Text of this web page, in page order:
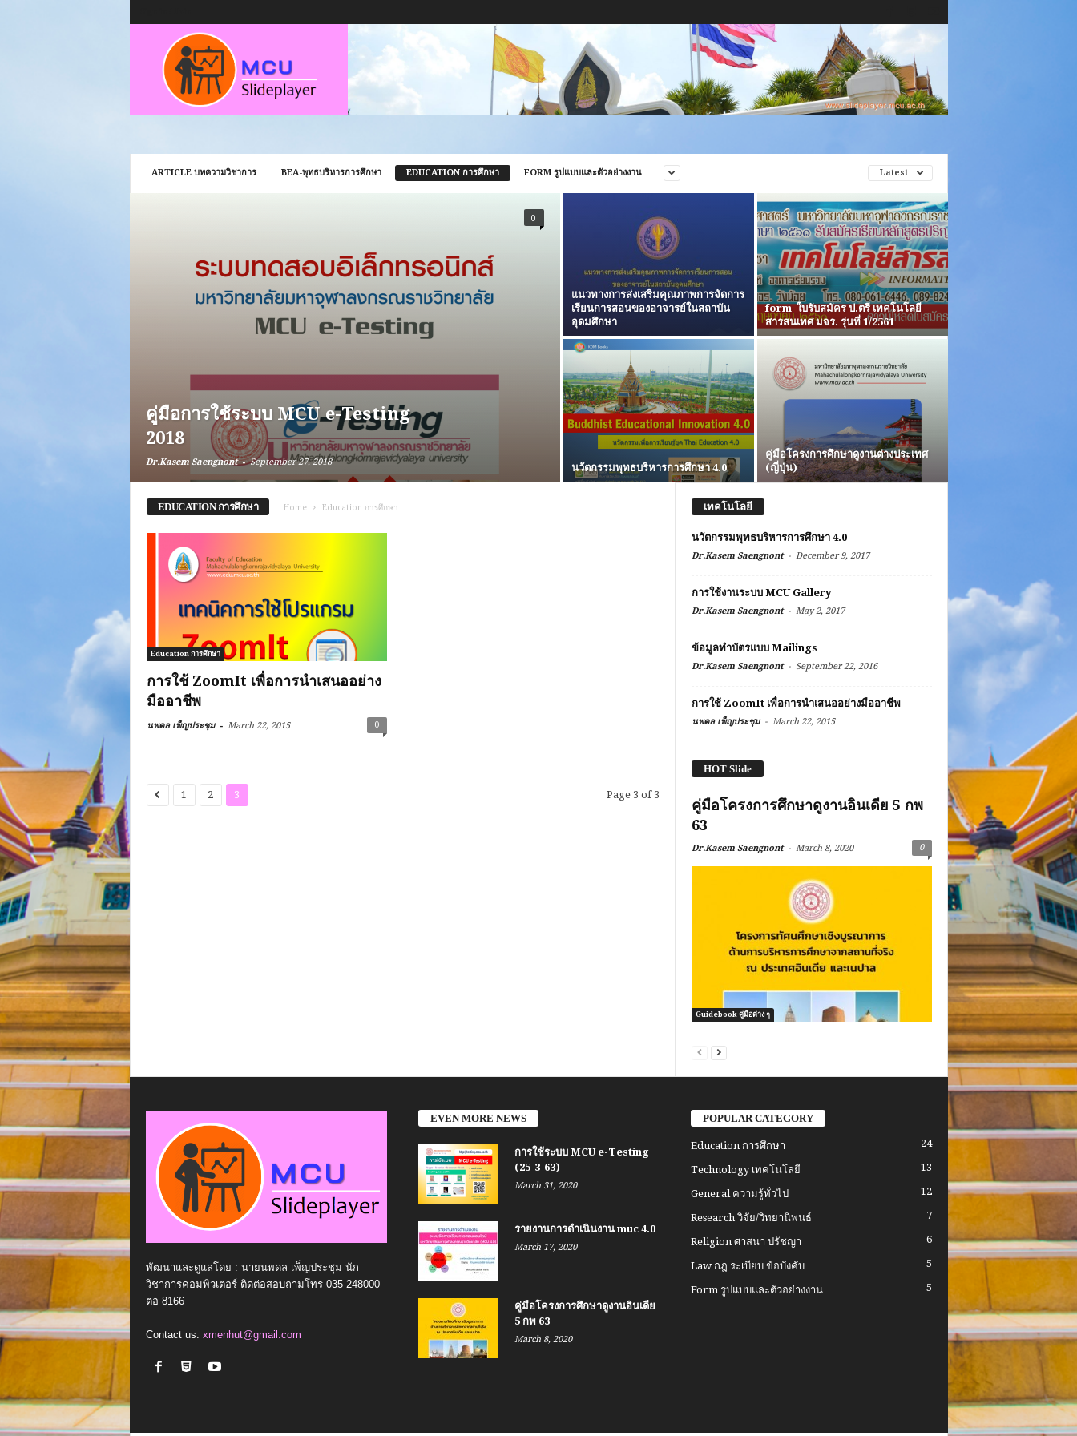
ARTICLE บทความวิชาการ BEA-พุทธบริหารการศึกษา EDUCATION การศึกษา FORM รูปแบบและตัวอย่างงาน Latest
คู่มือการใช้ระบบ MCU e-Testing
2018
Dr.Kasem Saengnont - September 27, 2018
0
แนวทางการส่งเสริมคุณภาพการจัดการ
เรียนการสอนของอาจารย์ในสถาบัน
อุดมศึกษา
form_ใบรับสมัคร ป.ตรี เทคโนโลยี
สารสนเทศ มจร. รุ่นที่ 1/2561
นวัตกรรมพุทธบริหารการศึกษา 4.0
คู่มือโครงการศึกษาดูงานต่างประเทศ
(ญี่ปุ่น)
EDUCATION การศึกษา Home Education การศึกษา
Education การศึกษา
การใช้ ZoomIt เพื่อการนำเสนออย่าง
มืออาชีพ
นพดล เพ็ญประชุม - March 22, 2015 0
1 2 3 Page 3 of 3
เทคโนโลยี
นวัตกรรมพุทธบริหารการศึกษา 4.0
Dr.Kasem Saengnont - December 9, 2017
การใช้งานระบบ MCU Gallery
Dr.Kasem Saengnont - May 2, 2017
ข้อมูลทำบัตรแบบ Mailings
Dr.Kasem Saengnont - September 22, 2016
การใช้ ZoomIt เพื่อการนำเสนออย่างมืออาชีพ
นพดล เพ็ญประชุม - March 22, 2015
HOT Slide
คู่มือโครงการศึกษาดูงานอินเดีย 5 กพ
63
Dr.Kasem Saengnont - March 8, 2020 0
Guidebook คู่มือต่าง ๆ
พัฒนาและดูแลโดย : นายนพดล เพ็ญประชุม นัก
วิชาการคอมพิวเตอร์ ติดต่อสอบถามโทร 035-248000
ต่อ 8166
Contact us: xmenhut@gmail.com
EVEN MORE NEWS
การใช้ระบบ MCU e-Testing
(25-3-63)
March 31, 2020
รายงานการดำเนินงาน muc 4.0
March 17, 2020
คู่มือโครงการศึกษาดูงานอินเดีย
5 กพ 63
March 8, 2020
POPULAR CATEGORY
Education การศึกษา 24
Technology เทคโนโลยี 13
General ความรู้ทั่วไป 12
Research วิจัย/วิทยานิพนธ์ 7
Religion ศาสนา ปรัชญา 6
Law กฎ ระเบียบ ข้อบังคับ 5
Form รูปแบบและตัวอย่างงาน 5